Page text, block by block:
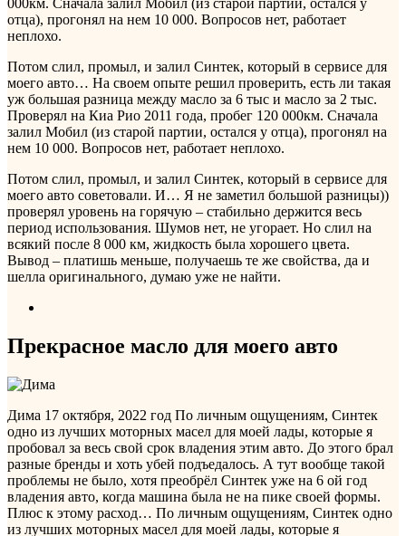
отца), прогонял на нем 10 000. Вопросов нет, работает
неплохо.
Потом слил, промыл, и залил Синтек, который в сервисе для
моего авто… На своем опыте решил проверить, есть ли такая
уж большая разница между масло за 6 тыс и масло за 2 тыс.
Проверял на Киа Рио 2011 года, пробег 120 000км. Сначала
залил Мобил (из старой партии, остался у отца), прогонял на
нем 10 000. Вопросов нет, работает неплохо.
Потом слил, промыл, и залил Синтек, который в сервисе для
моего авто советовали. И… Я не заметил большой разницы))
проверял уровень на горячую – стабильно держится весь
период использования. Шумов нет, не угорает. Но слил на
всякий после 8 000 км, жидкость была хорошего цвета.
Вывод – платишь меньше, получаешь те же свойства, да и
шелла оригинального, думаю уже не найти.
Прекрасное масло для моего авто
Дима 17 октября, 2022 год По личным ощущениям, Синтек
одно из лучших моторных масел для моей лады, которые я
пробовал за весь свой срок владения этим авто. До этого брал
разные бренды и хоть убей подъедалось. А тут вообще такой
проблемы не было, хотя преобрёл Синтек уже на 6 ой год
владения авто, когда машина была не на пике своей формы.
Плюс к этому расход… По личным ощущениям, Синтек одно
из лучших моторных масел для моей лады, которые я